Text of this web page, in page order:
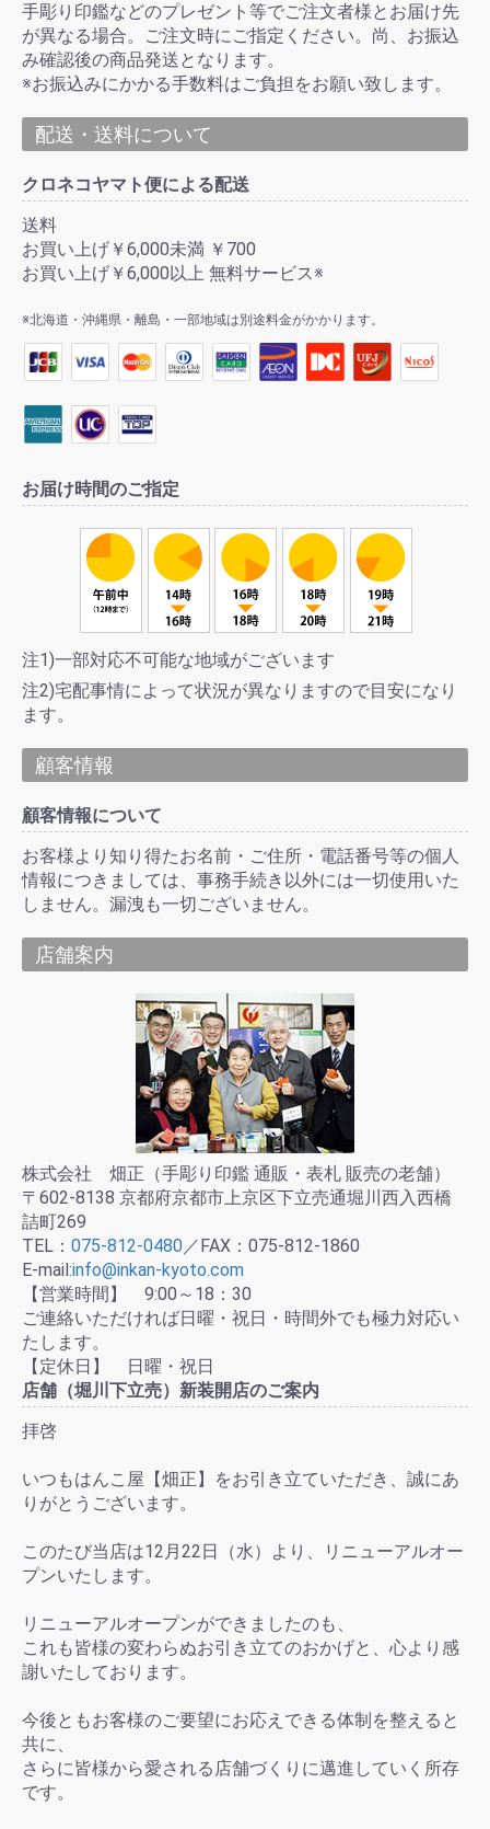
手彫り印鑑などのプレゼント等でご注文者様とお届け先
が異なる場合。ご注文時にご指定ください。尚、お振込
み確認後の商品発送となります。
※お振込みにかかる手数料はご負担をお願い致します。
配送・送料について
クロネコヤマト便による配送
送料
お買い上げ￥6,000未満 ￥700
お買い上げ￥6,000以上 無料サービス※
※北海道・沖縄県・離島・一部地域は別途料金がかかります。
お届け時間のご指定
注1)一部対応不可能な地域がございます
注2)宅配事情によって状況が異なりますので目安になり
ます。
顧客情報
顧客情報について
お客様より知り得たお名前・ご住所・電話番号等の個人
情報につきましては、事務手続き以外には一切使用いた
しません。漏洩も一切ございません。
店舗案内
株式会社 畑正（手彫り印鑑 通販・表札 販売の老舗）
〒602-8138 京都府京都市上京区下立売通堀川西入西橋
詰町269
TEL： 075-812-0480／FAX：075-812-1860
E-mail:info@inkan-kyoto.com
【営業時間】 9:00～18：30
ご連絡いただければ日曜・祝日・時間外でも極力対応い
たします。
【定休日】 日曜・祝日
店舗（堀川下立売）新装開店のご案内
拝啓
いつもはんこ屋【畑正】をお引き立ていただき、誠にあ
りがとうございます。
このたび当店は12月22日（水）より、リニューアルオー
プンいたします。
リニューアルオープンができましたのも、
これも皆様の変わらぬお引き立てのおかげと、心より感
謝いたしております。
今後ともお客様のご要望にお応えできる体制を整えると
共に、
さらに皆様から愛される店舗づくりに邁進していく所存
です。